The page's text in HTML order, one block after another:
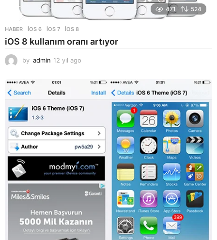
471 524
HABER IOS 6 ,IOS 7 ,IOS 8
iOS 8 kullanım oranı artıyor
by admin 12 yıl ago
a
o